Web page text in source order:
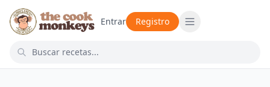
Entrar Registro